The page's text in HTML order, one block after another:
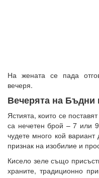
На жената се пада
вечеря.
Вечерята на Бъдни
Ястията, които се
са нечетен брой – 7 или
чудете много кой
признак на изобилие и
Кисело зеле също
храните, традиционно